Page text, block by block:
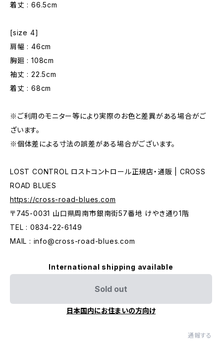
着丈 : 66.5cm
[size 4]
肩幅 : 46cm
胸廻 : 108cm
袖丈 : 22.5cm
着丈 : 68cm
※ご利用のモニター等により実際のお色と差異がある場合がご
ざいます。
※個体差による寸法の誤差がある場合がございます。
LOST CONTROL ロストコントロール正規店・通販 | CROSS
ROAD BLUES
https://cross-road-blues.com
〒745-0031 山口県周南市銀南街57番地 けやき通り1階
TEL : 0834-22-6149
MAIL : info@cross-road-blues.com
International shipping available
Sold out
日本国内にお住まいの方向け
通報する